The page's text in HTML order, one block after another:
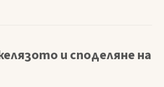
и споделяне на